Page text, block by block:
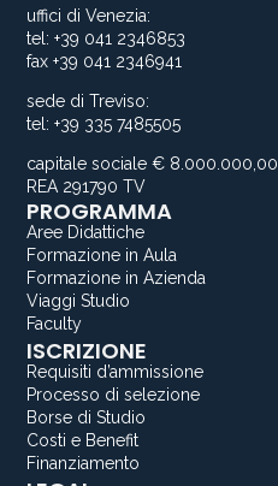
uffici di Venezia:
tel: +39 041 2346853
fax +39 041 2346941
sede di Treviso:
tel: +39 335 7485505
capitale sociale € 8.000.000,00
REA 291790 TV
PROGRAMMA
Aree Didattiche
Formazione in Aula
Formazione in Azienda
Viaggi Studio
Faculty
ISCRIZIONE
Requisiti d’ammissione
Processo di selezione
Borse di Studio
Costi e Benefit
Finanziamento